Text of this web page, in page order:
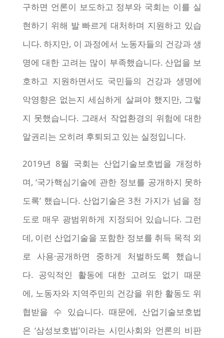
구하면 언론이 보도하고 정부와 국회는 이를 실
현하기 위해 발 빠르게 대처하며 지원하고 있습
니다. 하지만, 이 과정에서 노동자들의 건강과 생
명에 대한 고려는 많이 부족했습니다. 산업을 보
호하고 지원하면서도 국민들의 건강과 생명에
악영향은 없는지 세심하게 살펴야 했지만, 그렇
지 못했습니다. 그래서 작업환경의 위험에 대한
알권리는 오히려 후퇴되고 있는 실정입니다.
2019년 8월 국회는 산업기술보호법을 개정하
며, ‘국가핵심기술에 관한 정보를 공개하지 못하
도록’ 했습니다. 산업기술은 3천 가지가 넘을 정
도로 매우 광범위하게 지정되어 있습니다. 그런
데, 이런 산업기술을 포함한 정보를 취득 목적 외
로 사용·공개하면 중하게 처벌하도록 했습니
다. 공익적인 활동에 대한 고려도 없기 때문
에, 노동자와 지역주민의 건강을 위한 활동도 위
협받을 수 있습니다. 때문에, 산업기술보호법
은 ‘삼성보호법’이라는 시민사회와 언론의 비판